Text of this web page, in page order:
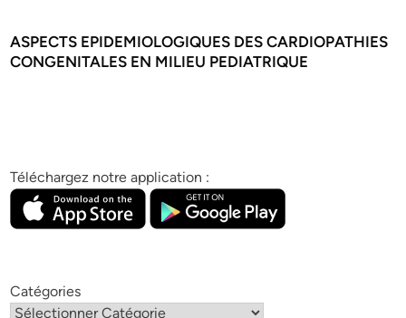
ASPECTS EPIDEMIOLOGIQUES DES CARDIOPATHIES
CONGENITALES EN MILIEU PEDIATRIQUE
Téléchargez notre application :
Catégories